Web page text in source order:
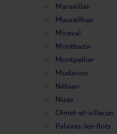
Marseillan
Maureilhan
Mireval
Montbazin
Montpellier
Mudaison
Nébian
Nizas
Olmet-et-villecun
Palavas-les-flots